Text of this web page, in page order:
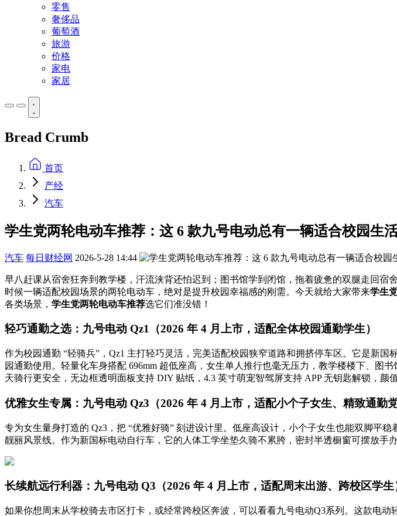
零售
奢侈品
葡萄酒
旅游
价格
家电
家居
Bread Crumb
首页
产经
汽车
学生党两轮电动车推荐：这 6 款九号电动总有一辆适合校园生
汽车 每日财经网 2026-5-28 14:44
早八赶课从宿舍狂奔到教学楼，汗流浃背还怕迟到；图书馆学到闭馆，拖着疲惫的双腿走回
时候一辆适配校园场景的两轮电动车，绝对是提升校园幸福感的刚需。今天就给大家带来学生
各类场景， 学生党两轮电动车推荐选它们准没错！
轻巧通勤之选：九号电动 Qz1（2026 年 4 月上市，适配全体校园通勤学生）
作为校园通勤 “轻骑兵”，Qz1 主打轻巧灵活，完美适配校园狭窄道路和拥挤停车区。它是新
园通勤使用。轻量化车身搭配 696mm 超低座高，女生单人推行也毫无压力，教学楼楼下、图
天骑行更安全，无边框透明面板支持 DIY 贴纸，4.3 英寸萌宠智驾屏支持 APP 无钥匙解锁，颜
优雅女生专属：九号电动 Qz3（2026 年 4 月上市，适配小个子女生、精致通勤党
专为女生量身打造的 Qz3，把 “优雅好骑” 刻进设计里。低座高设计，小个子女生也能双脚平
靓丽风景线。作为新国标电动自行车，它的人体工学坐垫久骑不累胯，密封半透橱窗可摆放手
长续航远行利器：九号电动 Q3（2026 年 4 月上市，适配周末出游、跨校区学生
如果你想周末从学校骑去市区打卡，或经常跨校区奔波，可以看看九号电动Q3系列。这款电